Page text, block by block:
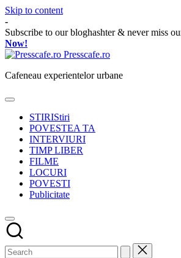
Skip to content
-
Subscribe to our bloghashter & never miss
Now!
Presscafe.ro
Cafeneau experientelor urbane
STIRIStiri
POVESTEA TA
INTERVIURI
TIMP LIBER
FILME
LOCURI
POVESTI
Publicitate